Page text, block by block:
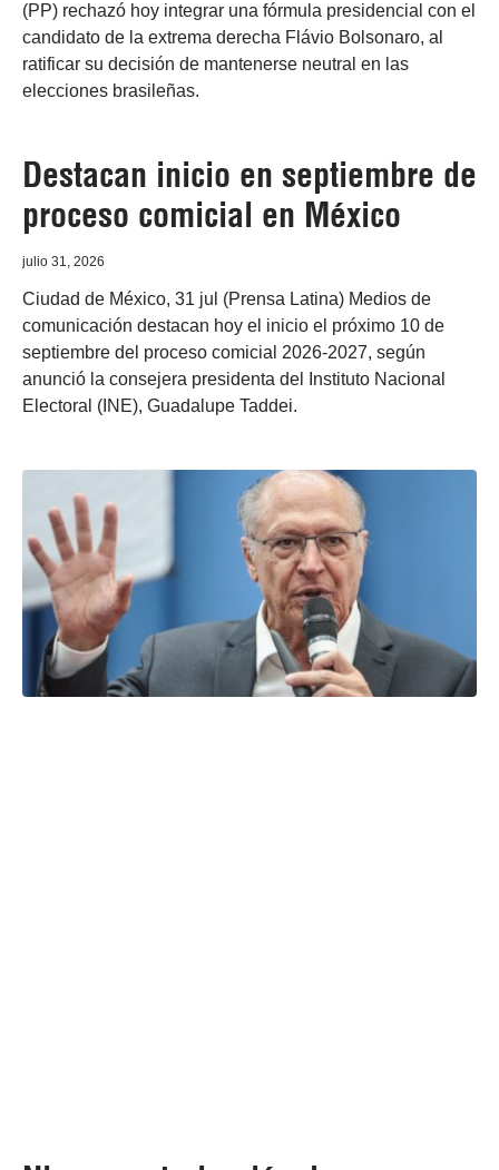
(PP) rechazó hoy integrar una fórmula presidencial con el
candidato de la extrema derecha Flávio Bolsonaro, al
ratificar su decisión de mantenerse neutral en las
elecciones brasileñas.
Destacan inicio en septiembre de
proceso comicial en México
julio 31, 2026
Ciudad de México, 31 jul (Prensa Latina) Medios de
comunicación destacan hoy el inicio el próximo 10 de
septiembre del proceso comicial 2026-2027, según
anunció la consejera presidenta del Instituto Nacional
Electoral (INE), Guadalupe Taddei.